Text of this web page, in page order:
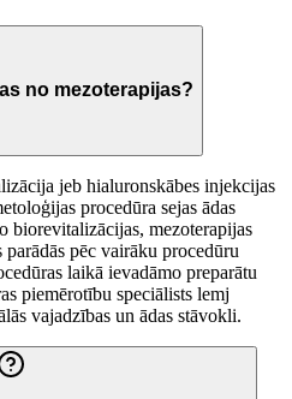
no mezoterapijas?
jeb hialuronskābes injekcijas
procedūra sejas ādas
biorevitalizācijas, mezoterapijas
pēc vairāku procedūru
laikā ievadāmo preparātu
piemērotību speciālists lemj
vajadzības un ādas stāvokli.